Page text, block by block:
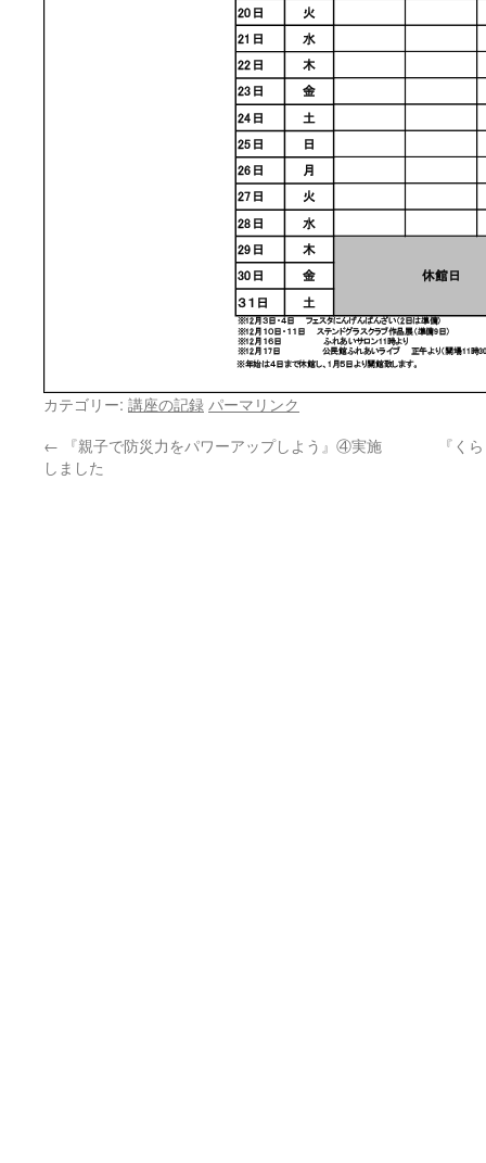
カテゴリー: 講座の記録 パーマリンク
← 『親子で防災力をパワーアップしよう』④実施
しました
『く